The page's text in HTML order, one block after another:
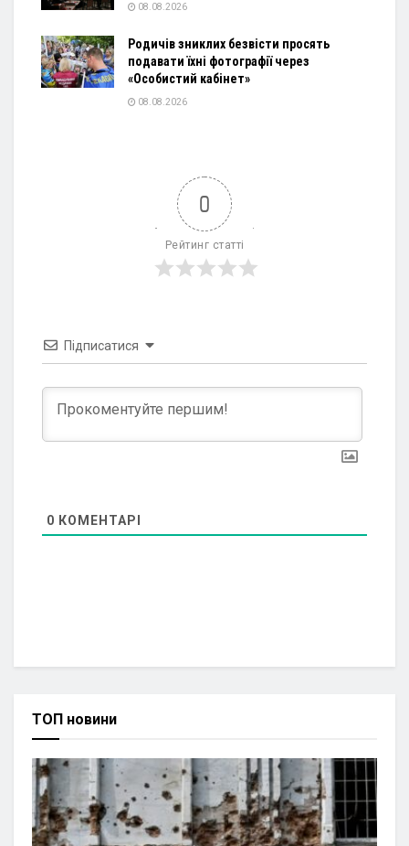
08.08.2026
Родичів зниклих безвісти просять
подавати їхні фотографії через
«Особистий кабінет»
08.08.2026
0
Рейтинг статті
Підписатися
0 КОМЕНТАРІ
ТОП новини